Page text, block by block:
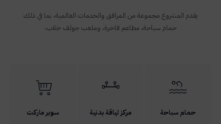
يقدم المشروع مجموعة من المرافق والخدمات العالمية، بما في ذلك
حمام سباحة، مطاعم فاخرة، وملعب جولف خلاب.
حمام سباحة مركز لياقة بدنية سوبر ماركت